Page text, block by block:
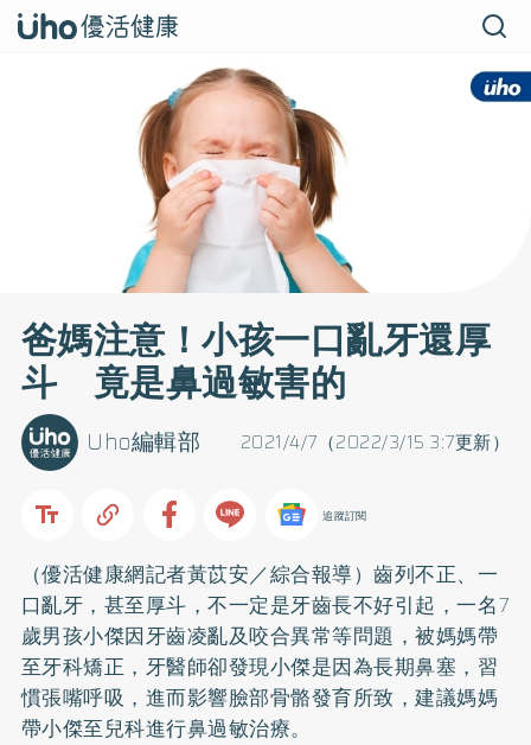
爸媽注意！小孩一口亂牙還厚
斗 竟是鼻過敏害的
2021/4/7（2022/3/15 3:7更新）
Uho編輯部
追蹤訂閱
（優活健康網記者黃苡安／綜合報導）齒列不正、一
口亂牙，甚至厚斗，不一定是牙齒長不好引起，一名7
歲男孩小傑因牙齒凌亂及咬合異常等問題，被媽媽帶
至牙科矯正 ，牙醫師卻發現小傑是因為長期鼻塞，習
慣張嘴呼吸，進而影響臉部骨骼發育所致，建議媽媽
帶小傑至兒科進行鼻過敏治療。